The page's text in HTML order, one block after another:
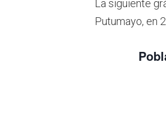
La siguiente
Putumayo, en